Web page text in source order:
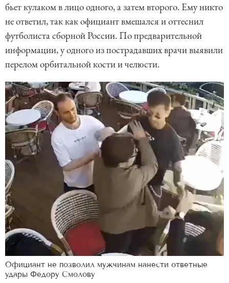
бьет кулаком в лицо одного, а затем второго. Ему никто
не ответил, так как официант вмешался и оттеснил
футболиста сборной России. По предварительной
информации, у одного из пострадавших врачи выявили
перелом орбитальной кости и челюсти.
Официант не позволил мужчинам нанести ответные
удары Федору Смолову